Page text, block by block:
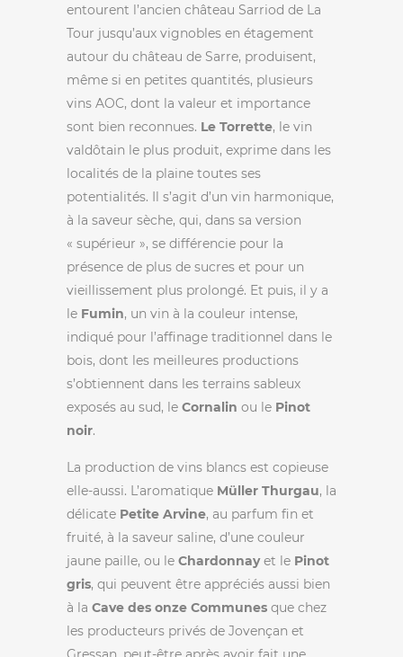
entourent l’ancien château Sarriod de La
Tour jusqu’aux vignobles en étagement
autour du château de Sarre, produisent,
même si en petites quantités, plusieurs
vins AOC, dont la valeur et importance
sont bien reconnues. Le Torrette, le vin
valdôtain le plus produit, exprime dans les
localités de la plaine toutes ses
potentialités. Il s’agit d’un vin harmonique,
à la saveur sèche, qui, dans sa version
« supérieur », se différencie pour la
présence de plus de sucres et pour un
vieillissement plus prolongé. Et puis, il y a
le Fumin, un vin à la couleur intense,
indiqué pour l’affinage traditionnel dans le
bois, dont les meilleures productions
s’obtiennent dans les terrains sableux
exposés au sud, le Cornalin ou le Pinot
noir.
La production de vins blancs est copieuse
elle-aussi. L’aromatique Müller Thurgau, la
délicate Petite Arvine, au parfum fin et
fruité, à la saveur saline, d’une couleur
jaune paille, ou le Chardonnayet le Pinot
gris, qui peuvent être appréciés aussi bien
à la Cave des onze Communes que chez
les producteurs privés de Jovençan et